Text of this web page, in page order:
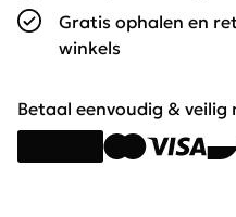
Gratis ophalen en
winkels
Betaal eenvoudig & veilig